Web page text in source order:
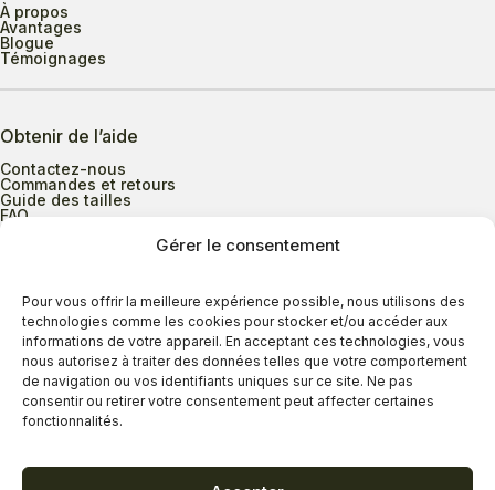
Gérer le consentement
Pour vous offrir la meilleure expérience possible, nous utilisons des
technologies comme les cookies pour stocker et/ou accéder aux
informations de votre appareil. En acceptant ces technologies, vous
nous autorisez à traiter des données telles que votre comportement
de navigation ou vos identifiants uniques sur ce site. Ne pas
consentir ou retirer votre consentement peut affecter certaines
fonctionnalités.
À propos
Avantages
Blogue
Témoignages
Obtenir de l’aide
Contactez-nous
Commandes et retours
Guide des tailles
FAQ
Heures d’ouverture
Lundi au mercredi
9h00 à 17h30
Jeudi
9h00 à 20h00
Vendredi
9h00 à 18h00
Dimanche
11h00 à 16h30